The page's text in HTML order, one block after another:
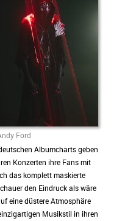
Ford
Albumcharts geben
Konzerten ihre Fans mit
das komplett maskierte
den Eindruck als wäre
eine düstere Atmosphäre
Musikstil in ihren